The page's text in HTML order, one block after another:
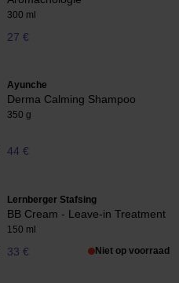
300 ml
27 €
Ayunche
Derma Calming Shampoo
350 g
44 €
Lernberger Stafsing
BB Cream - Leave-in Treatment
150 ml
33 € Niet op voorraad